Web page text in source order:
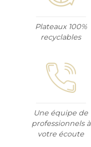
Plateaux 100%
recyclables
Une équipe de
professionnels à
votre écoute